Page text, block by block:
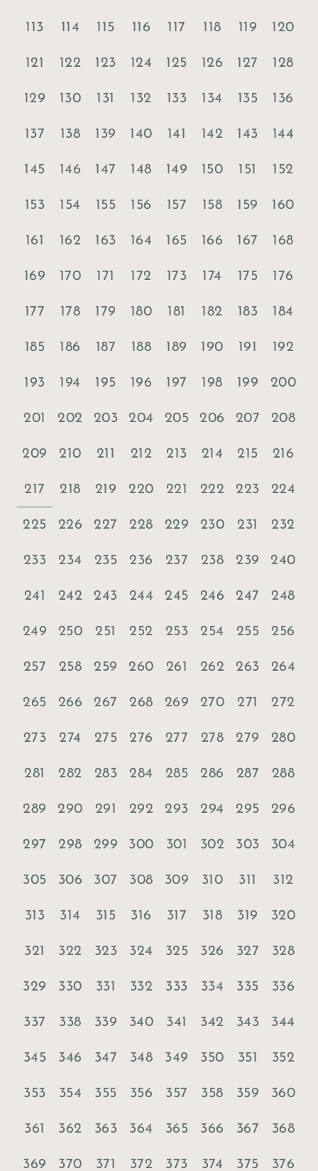
113 114 115 116 117 118 119 120
121 122 123 124 125 126 127 128
129 130 131 132 133 134 135 136
137 138 139 140 141 142 143 144
145 146 147 148 149 150 151 152
153 154 155 156 157 158 159 160
161 162 163 164 165 166 167 168
169 170 171 172 173 174 175 176
177 178 179 180 181 182 183 184
185 186 187 188 189 190 191 192
193 194 195 196 197 198 199 200
201 202 203 204 205 206 207 208
209 210 211 212 213 214 215 216
217 218 219 220 221 222 223 224
225 226 227 228 229 230 231 232
233 234 235 236 237 238 239 240
241 242 243 244 245 246 247 248
249 250 251 252 253 254 255 256
257 258 259 260 261 262 263 264
265 266 267 268 269 270 271 272
273 274 275 276 277 278 279 280
281 282 283 284 285 286 287 288
289 290 291 292 293 294 295 296
297 298 299 300 301 302 303 304
305 306 307 308 309 310 311 312
313 314 315 316 317 318 319 320
321 322 323 324 325 326 327 328
329 330 331 332 333 334 335 336
337 338 339 340 341 342 343 344
345 346 347 348 349 350 351 352
353 354 355 356 357 358 359 360
361 362 363 364 365 366 367 368
369 370 371 372 373 374 375 376